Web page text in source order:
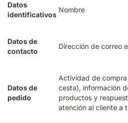
Datos
identificativos
Nombre
Datos de
contacto
Dirección de correo
Datos de
pedido
Actividad de
cesta), información
productos y
atención al cliente a